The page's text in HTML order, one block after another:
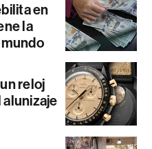
en
la
reloj
alunizaje